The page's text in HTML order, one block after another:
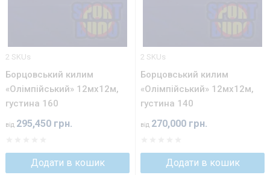
2 SKUs
Борцовський килим
«Олімпійський» 12мх12м,
густина 160
від 295,450 грн.
Додати в кошик
2 SKUs
Борцовський килим
«Олімпійський» 12мх12м,
густина 140
від 270,000 грн.
Додати в кошик